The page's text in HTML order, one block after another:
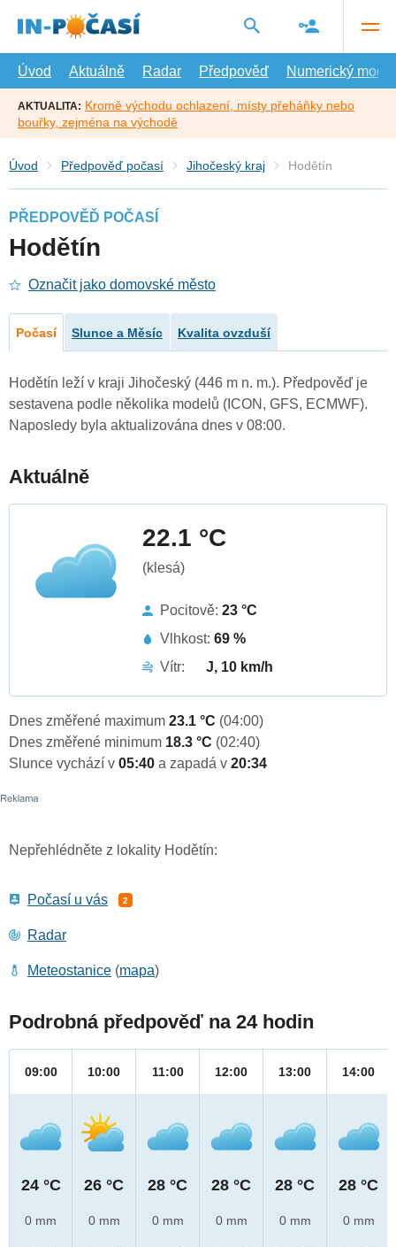
hlavní
Úvod
Aktuálně Radar Předpověď Numerický model
AKTUALITA: Kromě východu ochlazení, místy přeháňky nebo
bouřky, zejména na východě
Úvod Předpověď počasí Jihočeský kraj Hodětín
PŘEDPOVĚĎ POČASÍ
Hodětín
Označit jako domovské město
Počasí Slunce a Měsíc Kvalita ovzduší
Hodětín leží v kraji Jihočeský (446 m n. m.). Předpověď je
sestavena podle několika modelů (ICON, GFS, ECMWF).
Naposledy byla aktualizována dnes v 08:00.
Aktuálně
22.1 °C
(klesá)
Pocitově: 23 °C
Vlhkost: 69 %
Vítr:
J, 10 km/h
Dnes změřené maximum 23.1 °C (04:00)
Dnes změřené minimum 18.3 °C (02:40)
Slunce vychází v 05:40 a zapadá v 20:34
Nepřehlédněte z lokality Hodětín:
Počasí u vás 2
Radar
Meteostanice (mapa)
Podrobná předpověď na 24 hodin
09:00
24 °C
0 mm
10:00
26 °C
0 mm
11:00
28 °C
0 mm
12:00
28 °C
0 mm
13:00
28 °C
0 mm
14:00
28 °C
0 mm